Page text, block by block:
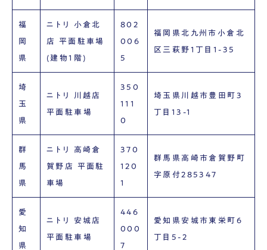
福
岡
県
ニトリ 小倉北
店 平面駐車場
(建物1階)
802
006
5
福岡県北九州市小倉北
区三萩野1丁目1-35
埼
玉
県
ニトリ 川越店
平面駐車場
350
111
0
埼玉県川越市豊田町3
丁目13-1
群
馬
県
ニトリ 高崎倉
賀野店 平面駐
車場
370
120
1
群馬県高崎市倉賀野町
字原付285347
愛
知
県
ニトリ 安城店
平面駐車場
446
000
7
愛知県安城市東栄町6
丁目5-2